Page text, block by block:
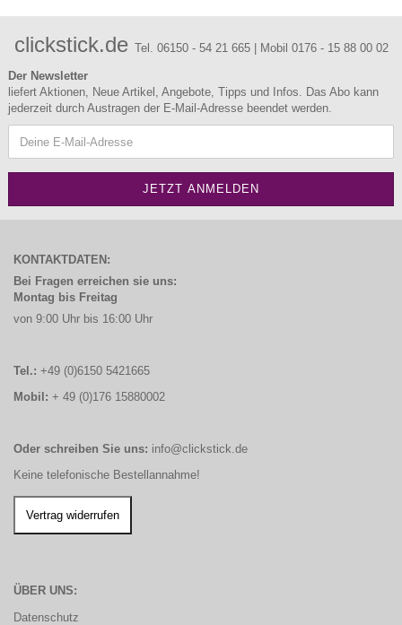
clickstick.de Tel. 06150 - 54 21 665 | Mobil 0176 - 15 88 00 02
Der Newsletter
liefert Aktionen, Neue Artikel, Angebote, Tipps und Infos. Das Abo kann
jederzeit durch Austragen der E-Mail-Adresse beendet werden.
KONTAKTDATEN:
Bei Fragen erreichen sie uns:
Montag bis Freitag
von 9:00 Uhr bis 16:00 Uhr
Tel.: +49 (0)6150 5421665
Mobil: + 49 (0)176 15880002
Oder schreiben Sie uns: info@clickstick.de
Keine telefonische Bestellannahme!
ÜBER UNS:
Datenschutz